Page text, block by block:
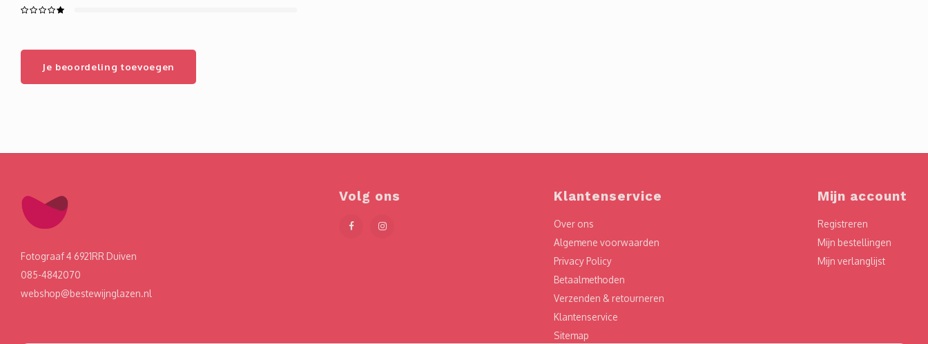
Je beoordeling toevoegen
Fotograaf 4 6921RR Duiven
085-4842070
webshop@bestewijnglazen.nl
Volg ons Klantenservice
Over ons
Algemene voorwaarden
Privacy Policy
Betaalmethoden
Verzenden & retourneren
Klantenservice
Sitemap
Mijn account
Registreren
Mijn bestellingen
Mijn verlanglijst